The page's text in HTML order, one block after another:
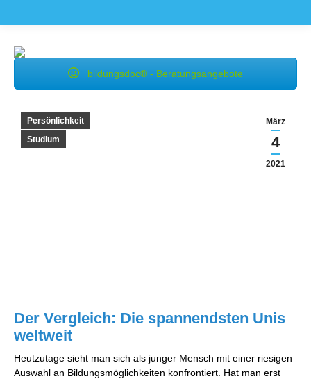
bildungsdoc® - Beratungsangebote
März
4
2021
Persönlichkeit
Studium
Der Vergleich: Die spannendsten Unis
weltweit
Heutzutage sieht man sich als junger Mensch mit einer riesigen
Auswahl an Bildungsmöglichkeiten konfrontiert. Hat man erst